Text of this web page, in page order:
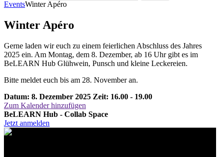
EventsWinter Apéro
Winter Apéro
Gerne laden wir euch zu einem feierlichen Abschluss des Jahres
2025 ein. Am Montag, dem 8. Dezember, ab 16 Uhr gibt es im
BeLEARN Hub Glühwein, Punsch und kleine Leckereien.
Bitte meldet euch bis am 28. November an.
Datum: 8. Dezember 2025 Zeit: 16.00 - 19.00
Zum Kalender hinzufügen
BeLEARN Hub - Collab Space
Jetzt anmelden